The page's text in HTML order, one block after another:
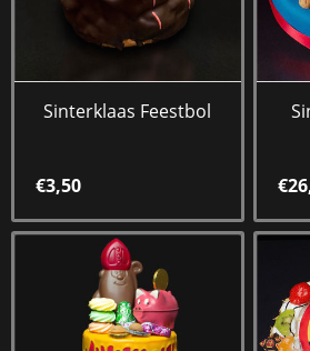
Sinterklaas Feestbol
€3,50